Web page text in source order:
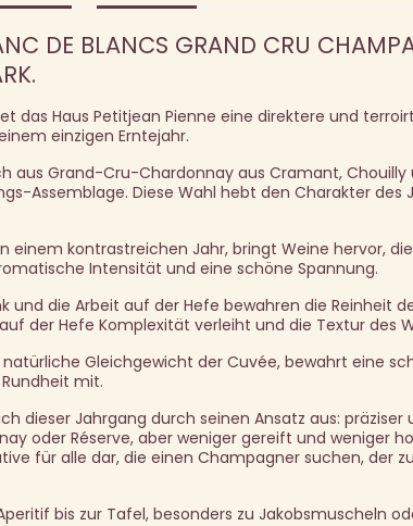
DE BLANCS GRAND CRU
das Haus Petitjean Pienne eine direktere und
einzigen Erntejahr.
aus Grand-Cru-Chardonnay aus Cramant,
Assemblage. Diese Wahl hebt den Charakter des
einem kontrastreichen Jahr, bringt Weine hervor,
Intensität und eine schöne Spannung.
und die Arbeit auf der Hefe bewahren die Reinheit
der Hefe Komplexität verleiht und die Textur des
Gleichgewicht der Cuvée, bewahrt eine
mit.
dieser Jahrgang durch seinen Ansatz aus:
oder Réserve, aber weniger gereift und weniger
für alle dar, die einen Champagner suchen, der
bis zur Tafel, besonders zu Jakobsmuscheln